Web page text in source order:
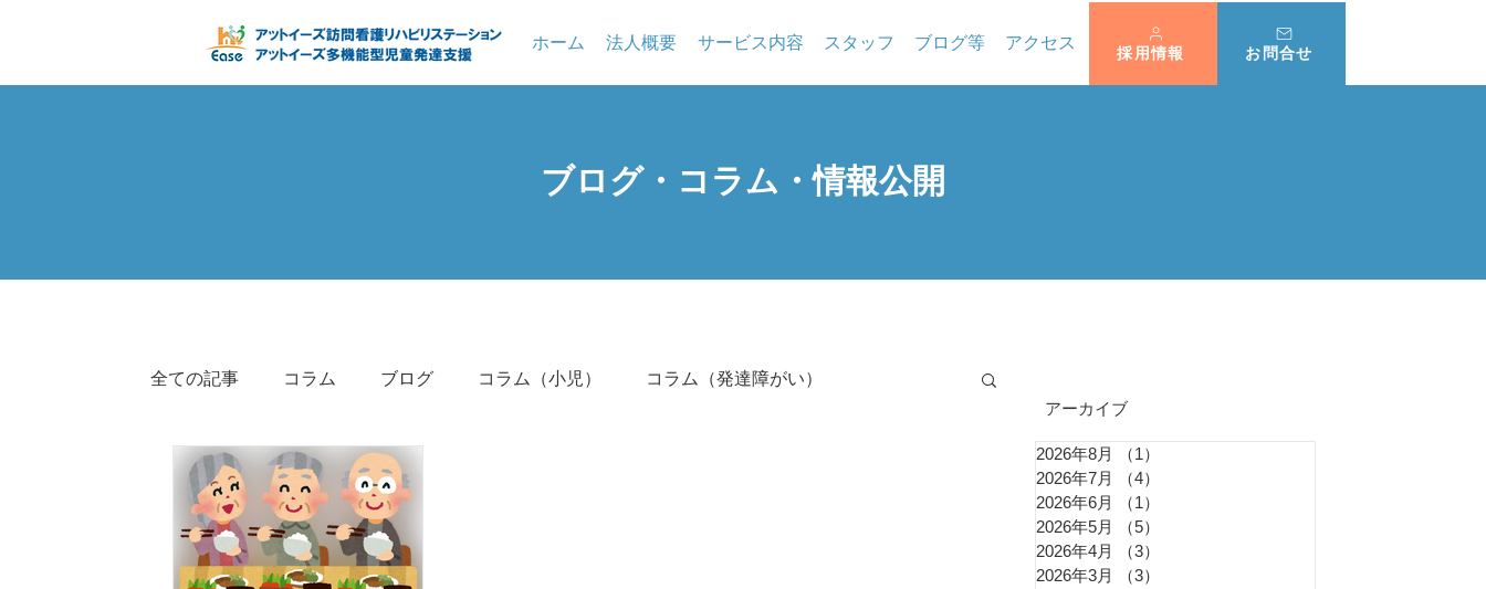
ホーム 法人概要 サービス内容 スタッフ ブログ等 アクセス
採用情報 お問合せ
​ブログ・コラム・情報公開
全ての記事 コラム ブログ コラム（小児） コラム（発達障がい）
コラム（その他） 情報公開
​アーカイブ
2026年8月 （1）
2026年7月
（4）
2026年6月
（1）
2026年5月
（5）
2026年4月
（3）
2026年3月
（3）